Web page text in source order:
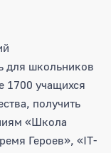
для школьников
1700 учащихся
получить
«Школа
Героев», «IT-